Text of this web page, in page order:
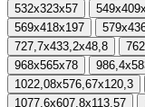
532x323x57
569x418x197
727,7x433,2x48,8
968x565x78
1022,08x576,67x120,3
1077,6x607,8x113,57